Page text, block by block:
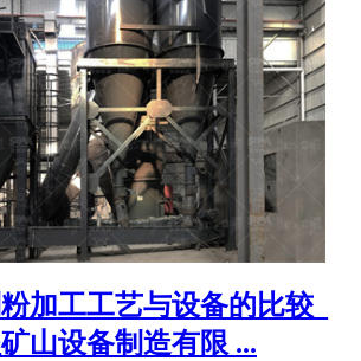
加工工艺与设备的比较_
山设备制造有限 ...